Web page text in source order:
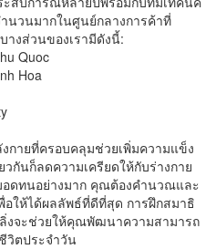
นวนมากในศูนย์กลางการค้าที่
างส่วนของเรามีดังนี้:
Quoc
Hoa
กายที่ครอบคลุมช่วยเพิ่มความแข็ง
กันก็ลดความเครียดให้กับร่างกาย
อดทนอย่างมาก คุณต้องคํานวณและ
อให้ได้ผลลัพธ์ที่ดีที่สุด การฝึกสมาธิ
งจะช่วยให้คุณพัฒนาความสามารถ
วิตประจําวัน